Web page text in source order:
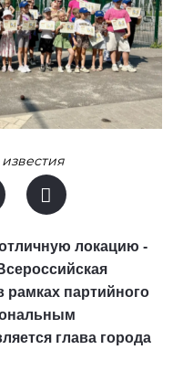
локацию -
рамках партийного
глава города